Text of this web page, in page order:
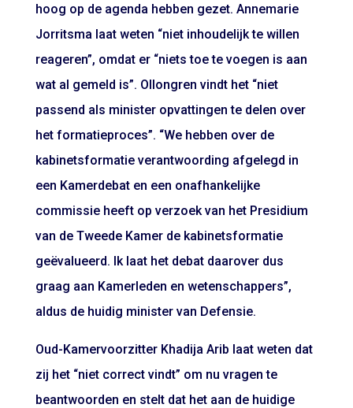
hoog op de agenda hebben gezet. Annemarie
Jorritsma laat weten “niet inhoudelijk te willen
reageren”, omdat er “niets toe te voegen is aan
wat al gemeld is”. Ollongren vindt het “niet
passend als minister opvattingen te delen over
het formatieproces”. “We hebben over de
kabinetsformatie verantwoording afgelegd in
een Kamerdebat en een onafhankelijke
commissie heeft op verzoek van het Presidium
van de Tweede Kamer de kabinetsformatie
geëvalueerd. Ik laat het debat daarover dus
graag aan Kamerleden en wetenschappers”,
aldus de huidig minister van Defensie.
Oud-Kamervoorzitter Khadija Arib laat weten dat
zij het “niet correct vindt” om nu vragen te
beantwoorden en stelt dat het aan de huidige